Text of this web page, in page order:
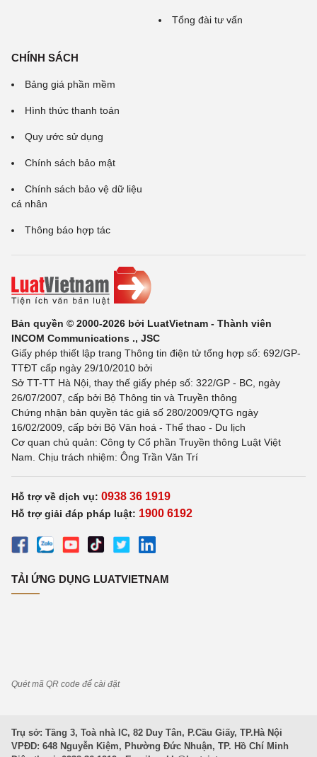
Tổng đài tư vấn
CHÍNH SÁCH
Bảng giá phần mềm
Hình thức thanh toán
Quy ước sử dụng
Chính sách bảo mật
Chính sách bảo vệ dữ liệu
cá nhân
Thông báo hợp tác
Bản quyền © 2000-2026 bởi LuatVietnam - Thành viên
INCOM Communications ., JSC
Giấy phép thiết lập trang Thông tin điện tử tổng hợp số: 692/GP-
TTĐT cấp ngày 29/10/2010 bởi
Sở TT-TT Hà Nội, thay thế giấy phép số: 322/GP - BC, ngày
26/07/2007, cấp bởi Bộ Thông tin và Truyền thông
Chứng nhận bản quyền tác giả số 280/2009/QTG ngày
16/02/2009, cấp bởi Bộ Văn hoá - Thể thao - Du lịch
Cơ quan chủ quản: Công ty Cổ phần Truyền thông Luật Việt
Nam. Chịu trách nhiệm: Ông Trần Văn Trí
Hỗ trợ về dịch vụ: 0938 36 1919
Hỗ trợ giải đáp pháp luật: 1900 6192
TẢI ỨNG DỤNG LUATVIETNAM
Quét mã QR code để cài đặt
Trụ sở: Tầng 3, Toà nhà IC, 82 Duy Tân, P.Cầu Giấy, TP.Hà Nội
VPĐD: 648 Nguyễn Kiệm, Phường Đức Nhuận, TP. Hồ Chí Minh